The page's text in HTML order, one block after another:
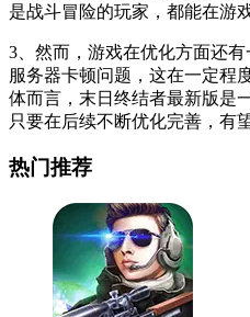
是战斗冒险的玩家，都能在游
3、然而，游戏在优化方面还
服务器卡顿问题，这在一定程
体而言，末日终结者最新版是
只要在后续不断优化完善，有
热门推荐